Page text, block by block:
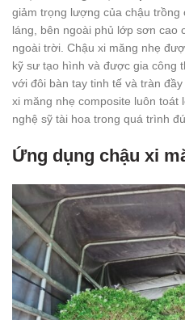
giảm trọng lượng của chậu
láng, bên ngoài phủ lớp sơn cao
ngoài trời. Chậu xi măng nhẹ
kỹ sư tạo hình và được gia công
với đôi bàn tay tinh tế và tràn
xi măng nhẹ composite luôn toát
nghệ sỹ tài hoa trong quá trình
Ứng dụng chậu xi